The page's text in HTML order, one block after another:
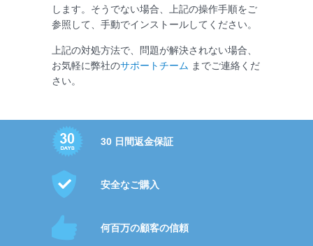
します。そうでない場合、上記の操作手順をご
参照して、手動でインストールしてください。
上記の対処方法で、問題が解決されない場合、
お気軽に弊社のサポートチーム までご連絡くだ
さい。
30 日間返金保証
安全なご購入
何百万の顧客の信頼